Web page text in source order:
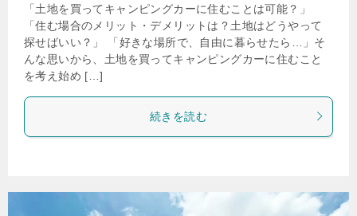
「土地を買ってキャンピングカーに住むことは可能？」
「住む場合のメリット・デメリットは？土地はどうやって
探せばいい？」 「好きな場所で、自由に暮らせたら…」そ
んな思いから、土地を買ってキャンピングカーに住むこと
を考え始め […]
続きを読む